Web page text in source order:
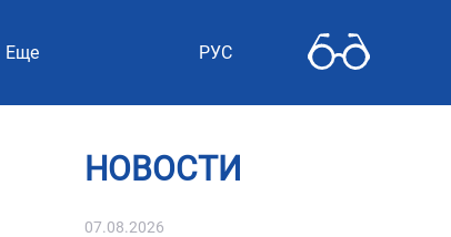
Еще РУС
НОВОСТИ
07.08.2026